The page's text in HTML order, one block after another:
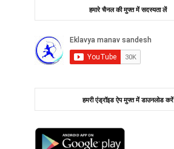
हमारे चैनल की मुफ्त में सदस्यता लें
हमरी एंड्रॉइड ऐप मुफ्त में डाउनलोड करें